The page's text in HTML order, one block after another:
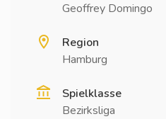
Geoffrey Domingo
Region
Hamburg
Spielklasse
Bezirksliga